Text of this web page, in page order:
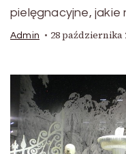
pielęgnacyjne, jakie
Admin 28 października